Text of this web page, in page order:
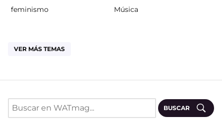
feminismo Música
VER MÁS TEMAS
BUSCAR